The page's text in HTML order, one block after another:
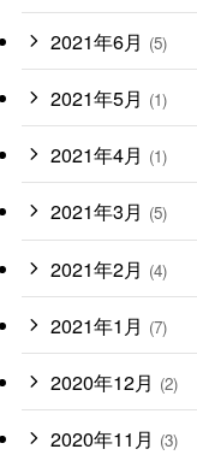
2021年6月 (5)
2021年5月 (1)
2021年4月 (1)
2021年3月 (5)
2021年2月 (4)
2021年1月 (7)
2020年12月 (2)
2020年11月 (3)